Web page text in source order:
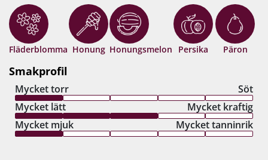
Fläderblomma Honung Honungsmelon Persika Päron
Smakprofil
Mycket torr
Söt
Mycket lätt
Mycket kraftig
Mycket mjuk
Mycket tanninrik